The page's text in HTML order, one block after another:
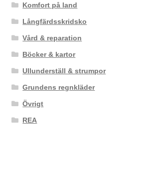
Komfort på land
Långfärdsskridsko
Vård & reparation
Böcker & kartor
Ullunderställ & strumpor
Grundens regnkläder
Övrigt
REA